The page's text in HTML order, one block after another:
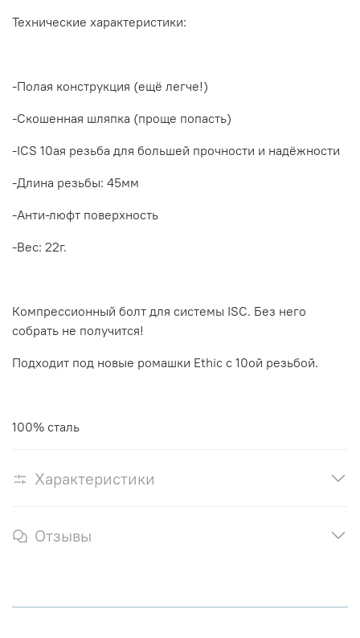
Технические характеристики:
-Полая конструкция (ещё легче!)
-Скошенная шляпка (проще попасть)
-ICS 10ая резьба для большей прочности и надёжности
-Длина резьбы: 45мм
-Анти-люфт поверхность
-Вес: 22г.
Компрессионный болт для системы ISC. Без него
собрать не получится!
Подходит под новые ромашки Ethic с 10ой резьбой.
100% сталь
Характеристики
Отзывы